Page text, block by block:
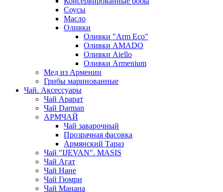
Соусы
Масло
Оливки
Оливки "Arm Eco"
Оливки AMADO
Оливки Aiello
Оливки Armenium
Мед из Армении
Грибы маринованные
Чай. Аксессуары
Чай Арарат
Чай Darman
АРМЧАЙ
Чай заварочный
Прозрачная фасовка
Армянский Тараз
Чай "IJEVAN". MASIS
Чай Агат
Чай Нане
Чай Гюмри
Чай Манана